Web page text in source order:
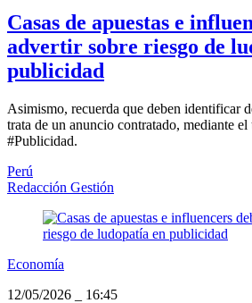
Casas de apuestas e
advertir sobre riesgo de
publicidad
Asimismo, recuerda que deben identificar
trata de un anuncio contratado, mediante el
#Publicidad.
Perú
Redacción Gestión
Economía
12/05/2026
16:45